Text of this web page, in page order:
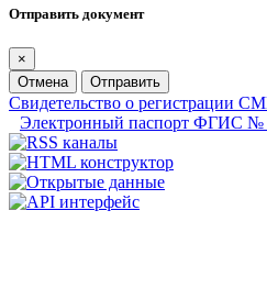
Отправить документ
×
Отмена
Отправить
Свидетельство о регистрации
Электронный паспорт ФГИС №